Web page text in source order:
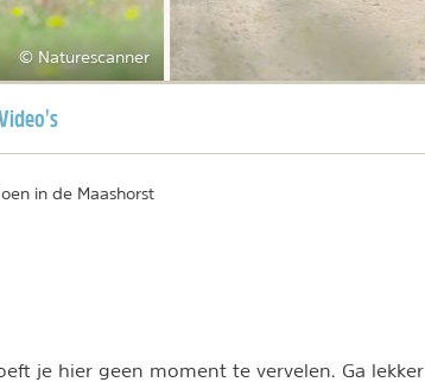
© Naturescanner
in de Maashorst
je hier geen moment te vervelen. Ga lekker